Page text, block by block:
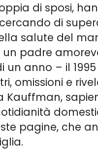
di sposi,
di
salute del
padre
anno – il
omissioni e
Kauffman,
pagine, che